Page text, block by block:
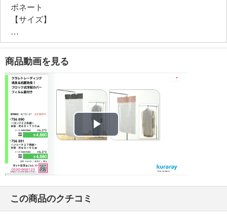
ボネート
【サイズ】
・本体：約６０×１３０ｃｍ
【重さ】
・約８５０ｇ（セット）
【メンテナンス】
※詳細は取扱説明書参照
・アイロンの使用や洗濯は避ける。
・汚れた場合は濡れたタオルで軽く拭く。強く拭くと
破れたり毛羽立ったりするので注意する。
【使用上の注意】
※詳細は取扱説明書参照
・必ず１枚毎を引き剥がして使用する。
・直射日光のあたる場所に長時間放置すると、収納物
が変色する可能性があるので注意する。
・幼児の手の届く所に置かない。
商品動画を見る
Play
この商品のクチコミ